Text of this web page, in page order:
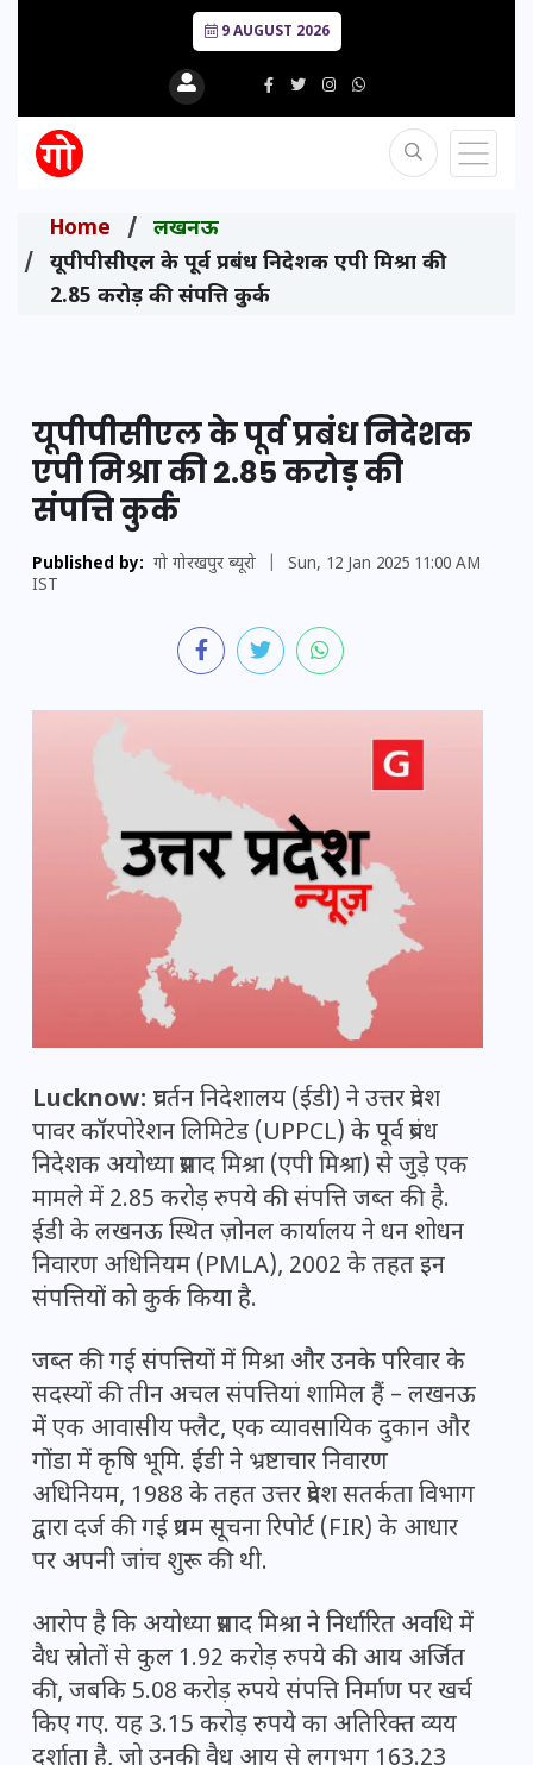
9 AUGUST 2026
Home
लखनऊ
यूपीपीसीएल के पूर्व प्रबंध निदेशक एपी मिश्रा की
2.85 करोड़ की संपत्ति कुर्क
यूपीपीसीएल के पूर्व प्रबंध निदेशक
एपी मिश्रा की 2.85 करोड़ की
संपत्ति कुर्क
Published by: गो गोरखपुर ब्यूरो
Sun, 12 Jan 2025 11:00 AM
IST
Lucknow: प्रवर्तन निदेशालय (ईडी) ने उत्तर प्रदेश
पावर कॉरपोरेशन लिमिटेड (UPPCL) के पूर्व प्रबंध
निदेशक अयोध्या प्रसाद मिश्रा (एपी मिश्रा) से जुड़े एक
मामले में 2.85 करोड़ रुपये की संपत्ति जब्त की है.
ईडी के लखनऊ स्थित ज़ोनल कार्यालय ने धन शोधन
निवारण अधिनियम (PMLA), 2002 के तहत इन
संपत्तियों को कुर्क किया है.
जब्त की गई संपत्तियों में मिश्रा और उनके परिवार के
सदस्यों की तीन अचल संपत्तियां शामिल हैं – लखनऊ
में एक आवासीय फ्लैट, एक व्यावसायिक दुकान और
गोंडा में कृषि भूमि. ईडी ने भ्रष्टाचार निवारण
अधिनियम, 1988 के तहत उत्तर प्रदेश सतर्कता विभाग
द्वारा दर्ज की गई प्रथम सूचना रिपोर्ट (FIR) के आधार
पर अपनी जांच शुरू की थी.
आरोप है कि अयोध्या प्रसाद मिश्रा ने निर्धारित अवधि में
वैध स्रोतों से कुल 1.92 करोड़ रुपये की आय अर्जित
की, जबकि 5.08 करोड़ रुपये संपत्ति निर्माण पर खर्च
किए गए. यह 3.15 करोड़ रुपये का अतिरिक्त व्यय